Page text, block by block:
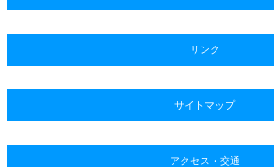
リンク
サイトマップ
アクセス・交通